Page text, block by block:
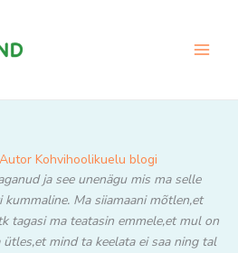
Kohvihoolikuelu blogi
ja see unenägu mis ma selle
Ma siiamaani mõtlen,et
tagasi ma teatasin emmele,et mul on
mind ta keelata ei saa ning tal